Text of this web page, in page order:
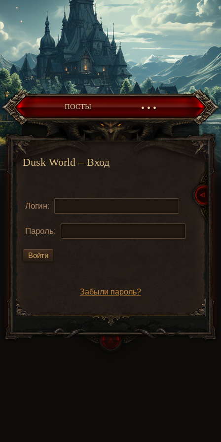
ПОСТЫ • • •
Dusk World – Вход
Логин:
Пароль:
Войти
Забыли пароль?